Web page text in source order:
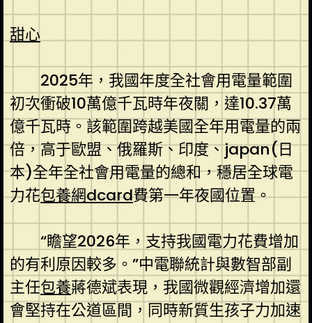
甜心
2025年，我國年度全社會用電量範圍
初次衝破10萬億千瓦時年夜關，達10.37萬
億千瓦時。該範圍跨越美國全年用電量的兩
倍，高于歐盟、俄羅斯、印度、japan(日
本)全年全社會用電量的總和，穩居全球電
力花包養網dcard費第一年夜國位置。
“瞻望2026年，支持我國電力花費增加
的有利原因較多。”中電聯統計與數智部副
主任包養蔣德斌表現，我國微觀經濟增加還
會堅持在公道區間，同時新質生孩子力加速